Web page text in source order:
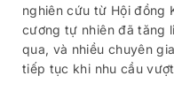
nghiên cứu từ Hội đồng
cương tự nhiên đã tăng
qua, và nhiều chuyên
tiếp tục khi nhu cầu